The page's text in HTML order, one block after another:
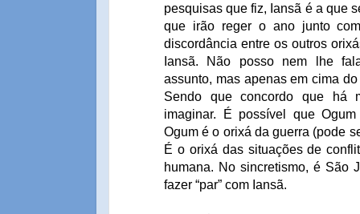
pesquisas que fiz, Iansã é a que
que irão reger o ano junto
discordância entre os outros
Iansã. Não posso nem lhe
assunto, mas apenas em cima
Sendo que concordo que há
imaginar. É possível que
Ogum é o orixá da guerra (pode
É o orixá das situações de
humana. No sincretismo, é São
fazer “par” com Iansã.